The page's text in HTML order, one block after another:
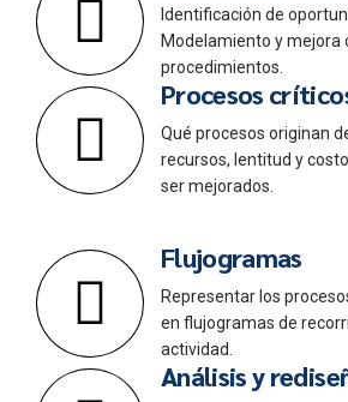
Identificación de
Modelamiento y mejora
procedimientos.
Procesos
Qué procesos originan
recursos, lentitud y
ser mejorados.
Flujogramas
Representar los
en flujogramas de
actividad.
Análisis y